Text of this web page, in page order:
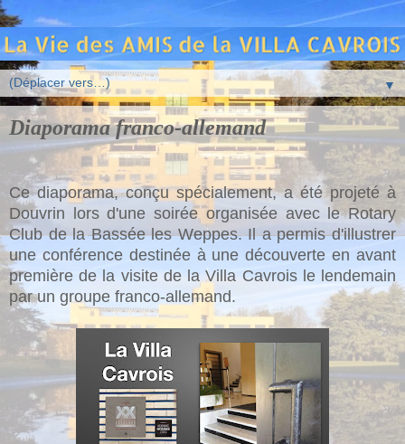
▼
Diaporama franco-allemand
Ce diaporama, conçu spécialement, a été projeté à
Douvrin lors d'une soirée organisée avec le Rotary
Club de la Bassée les Weppes. Il a permis d'illustrer
une conférence destinée à une découverte en avant
première de la visite de la Villa Cavrois le lendemain
par un groupe franco-allemand.